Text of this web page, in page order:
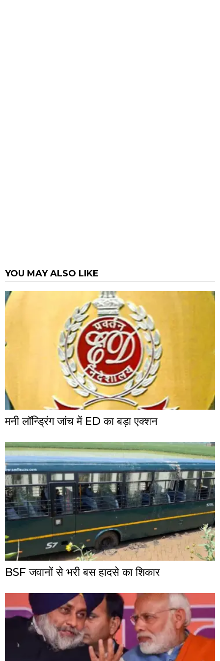
YOU MAY ALSO LIKE
मनी लॉन्ड्रिंग जांच में ED का बड़ा एक्शन
BSF जवानों से भरी बस हादसे का शिकार